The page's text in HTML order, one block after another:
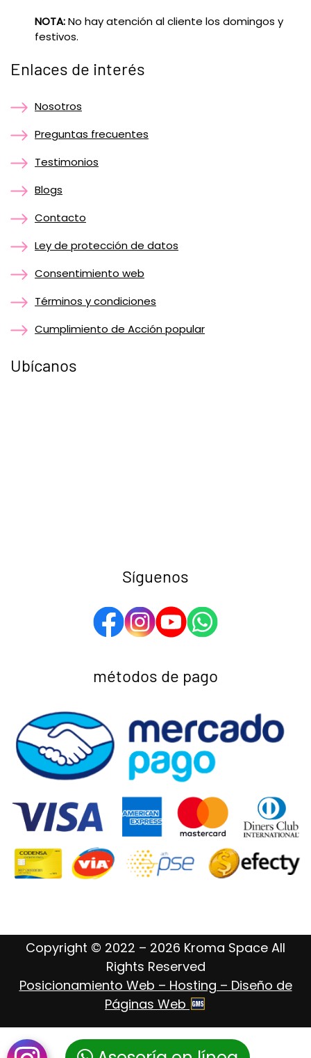
NOTA:No hay atención al cliente los domingos y
festivos.
Enlaces de interés
Nosotros
Preguntas frecuentes
Testimonios
Blogs
Contacto
Ley de protección de datos
Consentimiento web
Términos y condiciones
Cumplimiento de Acción popular
Ubícanos
Síguenos
métodos de pago
Copyright © 2022 – 2026 Kroma Space All
Rights Reserved
Posicionamiento Web – Hosting – Diseño de
Páginas Web